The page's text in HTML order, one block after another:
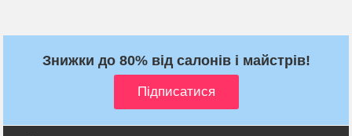
Знижки до 80% від салонів і майстрів!